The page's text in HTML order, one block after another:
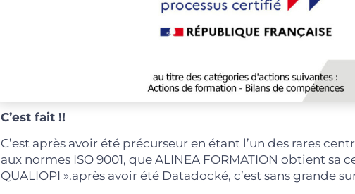
C’est fait !!
C’est après avoir été précurseur en étant l’un des rares
aux normes ISO 9001, que ALINEA FORMATION obtient sa
QUALIOPI ».après avoir été Datadocké, c’est sans grande